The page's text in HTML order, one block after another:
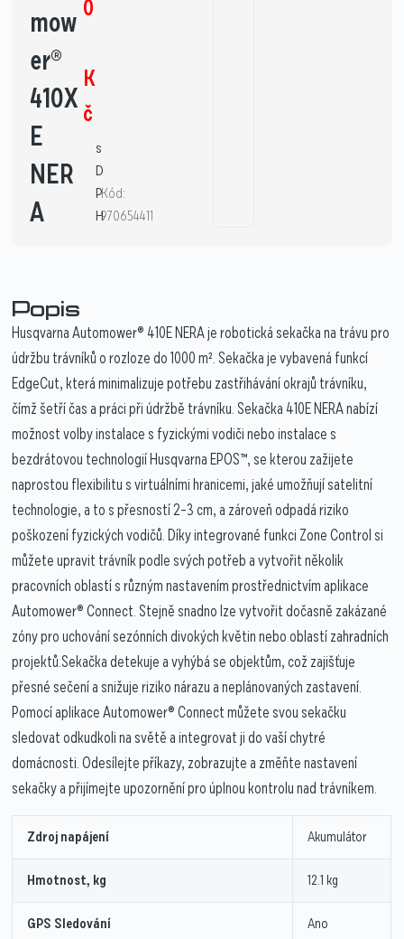
mow
er®
410X
E
NER
A
0
K
č
s
D
P
H
Kód:
970654411
Popis
Husqvarna Automower® 410E NERA je robotická sekačka na trávu pro
údržbu trávníků o rozloze do 1000 m². Sekačka je vybavená funkcí
EdgeCut, která minimalizuje potřebu zastřihávání okrajů trávníku,
čímž šetří čas a práci při údržbě trávníku. Sekačka 410E NERA nabízí
možnost volby instalace s fyzickými vodiči nebo instalace s
bezdrátovou technologií Husqvarna EPOS™, se kterou zažijete
naprostou flexibilitu s virtuálními hranicemi, jaké umožňují satelitní
technologie, a to s přesností 2–3 cm, a zároveň odpadá riziko
poškození fyzických vodičů. Díky integrované funkci Zone Control si
můžete upravit trávník podle svých potřeb a vytvořit několik
pracovních oblastí s různým nastavením prostřednictvím aplikace
Automower® Connect. Stejně snadno lze vytvořit dočasně zakázané
zóny pro uchování sezónních divokých květin nebo oblastí zahradních
projektů.Sekačka detekuje a vyhýbá se objektům, což zajišťuje
přesné sečení a snižuje riziko nárazu a neplánovaných zastavení.
Pomocí aplikace Automower® Connect můžete svou sekačku
sledovat odkudkoli na světě a integrovat ji do vaší chytré
domácnosti. Odesílejte příkazy, zobrazujte a změňte nastavení
sekačky a přijímejte upozornění pro úplnou kontrolu nad trávníkem.
Zdroj napájení Akumulátor
Hmotnost, kg 12.1 kg
GPS Sledování Ano